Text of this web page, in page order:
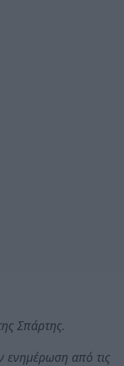
Σπάρτης.
ενημέρωση από τις